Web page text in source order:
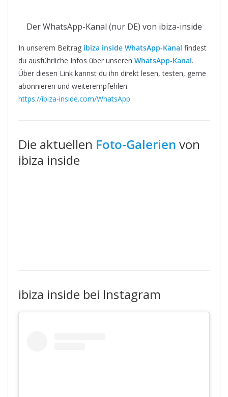
Der WhatsApp-Kanal (nur DE) von ibiza-inside
In unserem Beitrag ibiza inside WhatsApp-Kanal findest
du ausführliche Infos über unseren WhatsApp-Kanal.
Über diesen Link kannst du ihn direkt lesen, testen, gerne
abonnieren und weiterempfehlen:
https://ibiza-inside.com/WhatsApp
Die aktuellen Foto-Galerien von
ibiza inside
ibiza inside bei Instagram